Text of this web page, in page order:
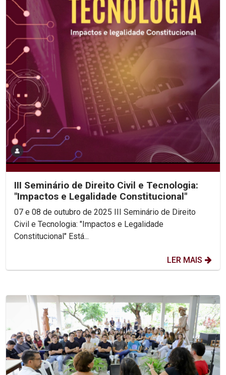
III Seminário de Direito Civil e Tecnologia:
"Impactos e Legalidade Constitucional"
07 e 08 de outubro de 2025 III Seminário de Direito
Civil e Tecnologia: "Impactos e Legalidade
Constitucional" Está...
LER MAIS